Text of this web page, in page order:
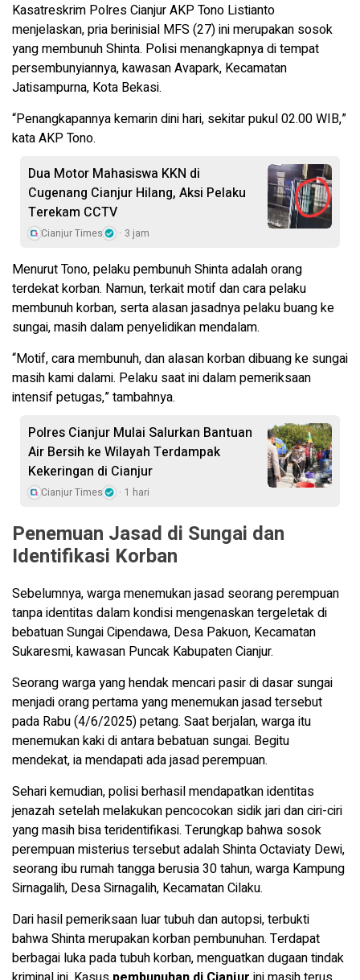
Kasatreskrim Polres Cianjur AKP Tono Listianto
menjelaskan, pria berinisial MFS (27) ini merupakan sosok
yang membunuh Shinta. Polisi menangkapnya di tempat
persembunyiannya, kawasan Avapark, Kecamatan
Jatisampurna, Kota Bekasi.
“Penangkapannya kemarin dini hari, sekitar pukul 02.00 WIB,”
kata AKP Tono.
Dua Motor Mahasiswa KKN di
Cugenang Cianjur Hilang, Aksi Pelaku
Terekam CCTV
Cianjur Times 3 jam
Menurut Tono, pelaku pembunuh Shinta adalah orang
terdekat korban. Namun, terkait motif dan cara pelaku
membunuh korban, serta alasan jasadnya pelaku buang ke
sungai, masih dalam penyelidikan mendalam.
“Motif, cara membunuh, dan alasan korban dibuang ke sungai
masih kami dalami. Pelaku saat ini dalam pemeriksaan
intensif petugas,” tambahnya.
Polres Cianjur Mulai Salurkan Bantuan
Air Bersih ke Wilayah Terdampak
Kekeringan di Cianjur
Cianjur Times 1 hari
Penemuan Jasad di Sungai dan
Identifikasi Korban
Sebelumnya, warga menemukan jasad seorang perempuan
tanpa identitas dalam kondisi mengenaskan tergeletak di
bebatuan Sungai Cipendawa, Desa Pakuon, Kecamatan
Sukaresmi, kawasan Puncak Kabupaten Cianjur.
Seorang warga yang hendak mencari pasir di dasar sungai
menjadi orang pertama yang menemukan jasad tersebut
pada Rabu (4/6/2025) petang. Saat berjalan, warga itu
menemukan kaki di antara bebatuan sungai. Begitu
mendekat, ia mendapati ada jasad perempuan.
Sehari kemudian, polisi berhasil mendapatkan identitas
jenazah setelah melakukan pencocokan sidik jari dan ciri-ciri
yang masih bisa teridentifikasi. Terungkap bahwa sosok
perempuan misterius tersebut adalah Shinta Octaviaty Dewi,
seorang ibu rumah tangga berusia 30 tahun, warga Kampung
Sirnagalih, Desa Sirnagalih, Kecamatan Cilaku.
Dari hasil pemeriksaan luar tubuh dan autopsi, terbukti
bahwa Shinta merupakan korban pembunuhan. Terdapat
berbagai luka pada tubuh korban, menguatkan dugaan tindak